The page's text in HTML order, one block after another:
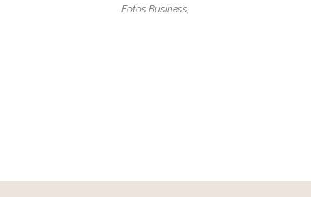
Fotos Business,